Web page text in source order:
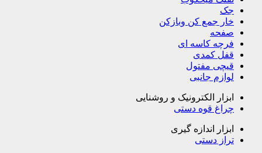
جک
خار جمع کن وبازکن
صفحه
فرچه کاسه ای
قفل کمدی
قیچی مفتول
لوازم جانبی
ابزار الکترونیک و روشنایی
چراغ قوه دستی
ابزار اندازه گیری
تراز دستی